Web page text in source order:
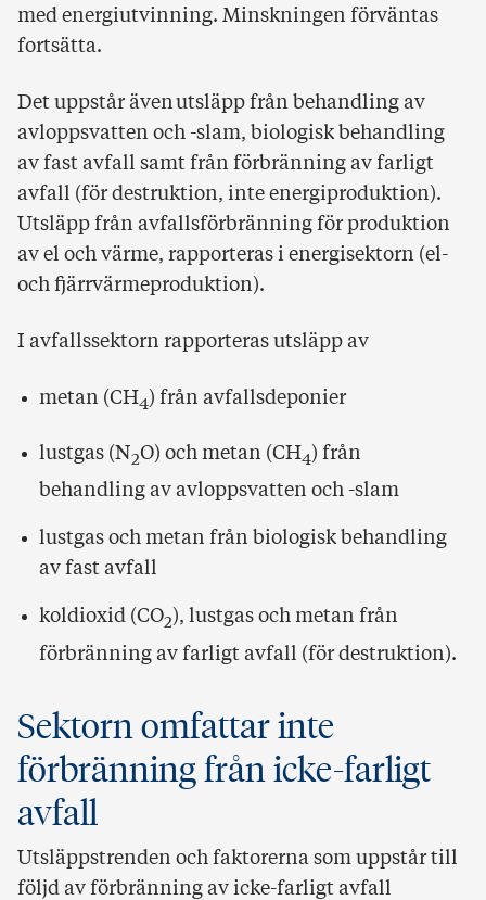
med energiutvinning. Minskningen förväntas
fortsätta.
Det uppstår även utsläpp från behandling av
avloppsvatten och -slam, biologisk behandling
av fast avfall samt från förbränning av farligt
avfall (för destruktion, inte energiproduktion).
Utsläpp från avfallsförbränning för produktion
av el och värme, rapporteras i energisektorn (el-
och fjärrvärmeproduktion).
I avfallssektorn rapporteras utsläpp av
metan (CH4) från avfallsdeponier
lustgas (N2O) och metan (CH4) från
behandling av avloppsvatten och -slam
lustgas och metan från biologisk behandling
av fast avfall
koldioxid (CO2), lustgas och metan från
förbränning av farligt avfall (för destruktion).
Sektorn omfattar inte
förbränning från icke-farligt
avfall
Utsläppstrenden och faktorerna som uppstår till
följd av förbränning av icke-farligt avfall